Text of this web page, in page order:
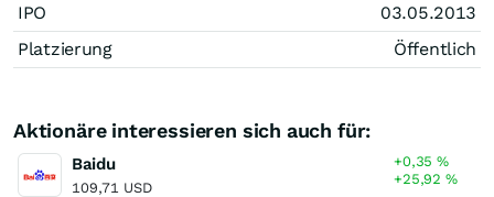
IPO
03.05.2013
Platzierung
Öffentlich
Aktionäre interessieren sich auch für:
Baidu
109,71 USD
+0,35%
+25,92%